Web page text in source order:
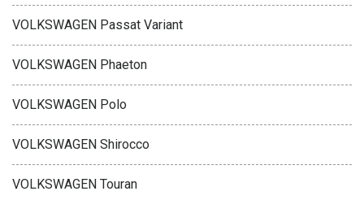
VOLKSWAGEN Passat Variant
VOLKSWAGEN Phaeton
VOLKSWAGEN Polo
VOLKSWAGEN Shirocco
VOLKSWAGEN Touran